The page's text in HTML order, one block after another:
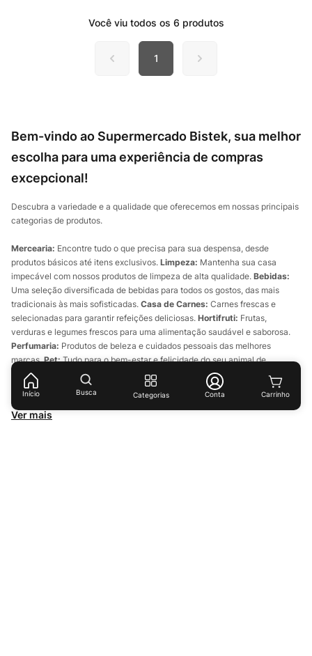
Início Busca Categorias Conta
Você viu todos os 6 produtos
1
Bem-vindo ao Supermercado Bistek, sua melhor
escolha para uma experiência de compras
excepcional!
Descubra a variedade e a qualidade que oferecemos em nossas principais
categorias de produtos.
Mercearia: Encontre tudo o que precisa para sua despensa, desde
produtos básicos até itens exclusivos. Limpeza: Mantenha sua casa
impecável com nossos produtos de limpeza de alta qualidade. Bebidas:
Uma seleção diversificada de bebidas para todos os gostos, das mais
tradicionais às mais sofisticadas. Casa de Carnes: Carnes frescas e
selecionadas para garantir refeições deliciosas. Hortifruti: Frutas,
verduras e legumes frescos para uma alimentação saudável e saborosa.
Perfumaria: Produtos de beleza e cuidados pessoais das melhores
marcas.Pet:Tudo para o bem-estar e felicidade do seu animal de
estimação.
Importados:
Explore sabores e produtos exclusivos de
diversas partes do mundo.
Ver mais